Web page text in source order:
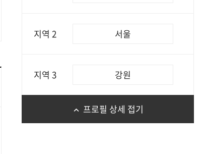
지역 2 서울
지역 3 강원
프로필 상세 접기